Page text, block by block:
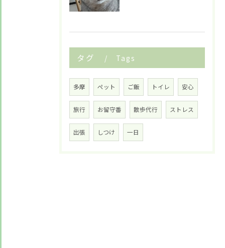
タグ Tags
多摩 ペット ご飯 トイレ 安心
旅行 お留守番 散歩代行 ストレス
出張 しつけ 一日